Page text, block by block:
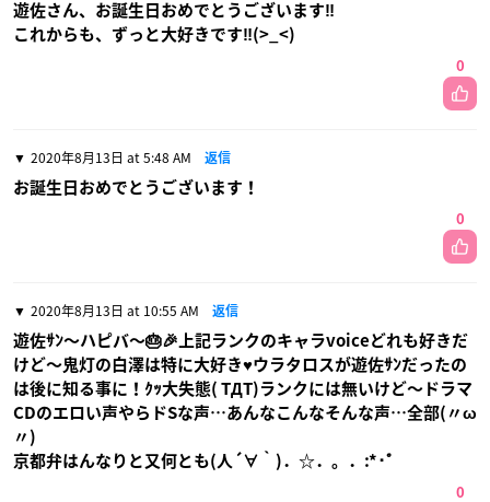
遊佐さん、お誕生日おめでとうございます‼️
これからも、ずっと大好きです‼️(>_<)
0
2020年8月13日 at 5:48 AM 返信
お誕生日おめでとうございます！
0
2020年8月13日 at 10:55 AM 返信
遊佐ｻﾝ〜ハピバ〜🎂🎉上記ランクのキャラvoiceどれも好きだ
けど〜鬼灯の白澤は特に大好き♥ウラタロスが遊佐ｻﾝだったの
は後に知る事に！ｸｯ大失態( TДT)ランクには無いけど〜ドラマ
CDのエロい声やらドSな声…あんなこんなそんな声…全部(〃ω
〃)
京都弁はんなりと又何とも(人´∀｀)．☆．。．:*･ﾟ
0